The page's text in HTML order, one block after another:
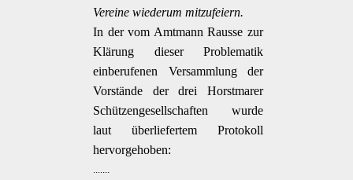
Vereine wiederum mitzufeiern.
In der vom Amtmann Rausse zur
Klärung dieser Problematik
einberufenen Versammlung der
Vorstände der drei Horstmarer
Schützengesellschaften wurde
laut überliefertem Protokoll
hervorgehoben: